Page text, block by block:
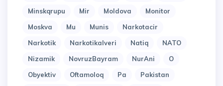
Minskqrupu
Mir Moldova
Monitor
Moskva
Mu Munis
Narkotacir
Narkotik
Narkotikalveri Natiq
NATO
Nizamik
NovruzBayram NurAni
O
Obyektiv
Oftamoloq Pa
Pakistan